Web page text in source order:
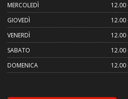
MERCOLEDÌ
12.00
GIOVEDÌ
12.00
VENERDÌ
12.00
SABATO
12.00
DOMENICA
12.00